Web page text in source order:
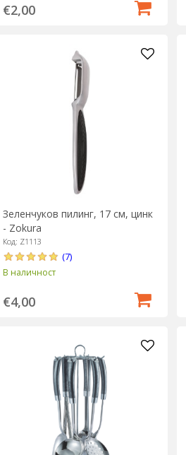
€2,00
Зеленчуков пилинг, 17 см, цинк
- Zokura
Код: Z1113
(7)
В наличност
€4,00